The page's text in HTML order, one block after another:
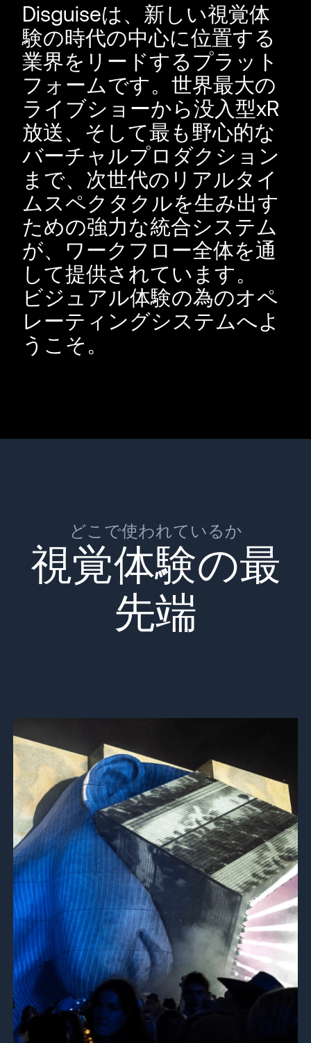
Disguiseは、新しい視覚体
験の時代の中心に位置する
業界をリードするプラット
フォームです。世界最大の
ライブショーから没入型xR
放送、そして最も野心的な
バーチャルプロダクション
まで、次世代のリアルタイ
ムスペクタクルを生み出す
ための強力な統合システム
が、ワークフロー全体を通
して提供されています。
ビジュアル体験の為のオペ
レーティングシステムへよ
うこそ。
どこで使われているか
視覚体験の最
先端